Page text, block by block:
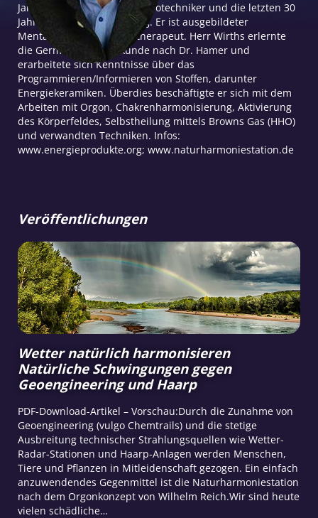
Jahrgang 1964, war als Elektrotechniker und die letzten 30
Jahre in der Informatik tätig. Er ist ausgebildeter
Mentalcoach und Körpertherapeut. Herr Wirths erlernte
die Germanische Heilkunde nach Dr. Hamer und
erarbeitete sich Kenntnisse über das
Programmieren/Informieren von Stoffen, darunter
Energiekeramiken. Überdies beschäftigte er sich mit dem
Arbeiten mit Orgon, Chakrenharmonisierung, Aktivierung
des Körperfeldes, Selbstheilung mittels Browns Gas (HHO)
und verwandten Techniken. Infos:
www.energieprodukte.org; www.naturharmoniestation.de
Veröffentlichungen
Wetter natürlich harmonisieren
Natürliche Schwingungen gegen
Geoengineering und Haarp
PDF-Download-Artikel – Vorschau:Durch die Zunahme von
Geoengineering (vulgo Chemtrails) und die stetige
Ausbreitung technischer Strahlungsquellen wie Wetter-
Radar-Stationen und Haarp-Anlagen werden Menschen,
Tiere und Pflanzen in Mitleidenschaft gezogen. Ein einfach
anzuwendendes Gegenmittel ist die Naturharmoniestation
nach dem Orgonkonzept von Wilhelm Reich.Wir sind heute
vielen schädliche…